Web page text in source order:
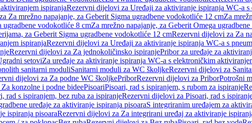
ispiranjaRezervni dijelovi za Uređaji za aktiviranje ispiranja WC-a
Za mrežno napajanje, za Geberit Sigma ugradbene vodokotliće 12 cmZa
ugradbene vodokotliće 8 cmZa mrežno napajanje, za Geberit Omega
za Geberit Sigma ugradbene vodokotliće 12 cmRezervni dijelovi za Za
ispiranjaRezervni dijelovi za Uređaji za aktiviranje ispiranja WC-a s
Rezervni dijelovi za Za jednokoličinsko ispiranjePribor za uređaje za
setoviZa uređaje za aktiviranje ispiranja WC-a s elektroničkim
sanitarni moduliSanitarni moduli za WC školjkeRezervni dijelovi za
dijelovi za Za podne WC školjkePriborRezervni dijelovi za PriborPotrošni
konzolne i podne bideePisoariPisoari, rad s ispiranjem, s rubom za ispiranje
rad s ispiranjem, bez ruba za ispiranjeRezervni dijelovi za Pisoari, rad s
uređaje za aktiviranje ispiranja pisoaraS integriranim uređajem za
ispiranja pisoaraRezervni dijelovi za Za integrirani uređaj za aktiviranje